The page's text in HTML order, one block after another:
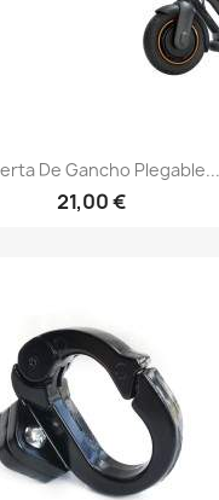
De Gancho Plegable...
21,00 €